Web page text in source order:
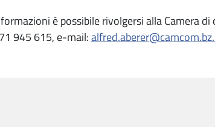
è possibile rivolgersi alla Camera
945 615, e-mail: